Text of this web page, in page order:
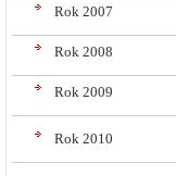
Rok 2007
Rok 2008
Rok 2009
Rok 2010